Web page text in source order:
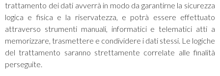
trattamento dei dati avverrà in modo da garantirne la sicurezza
logica e fisica e la riservatezza, e potrà essere effettuato
attraverso strumenti manuali, informatici e telematici atti a
memorizzare, trasmettere e condividere i dati stessi. Le logiche
del trattamento saranno strettamente correlate alle finalità
perseguite.